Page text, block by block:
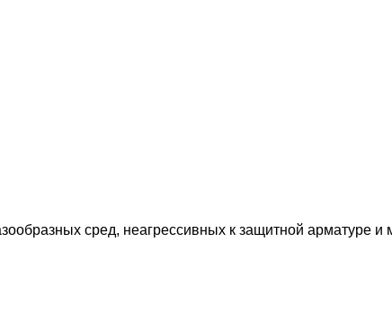
сред, неагрессивных к защитной арматуре и